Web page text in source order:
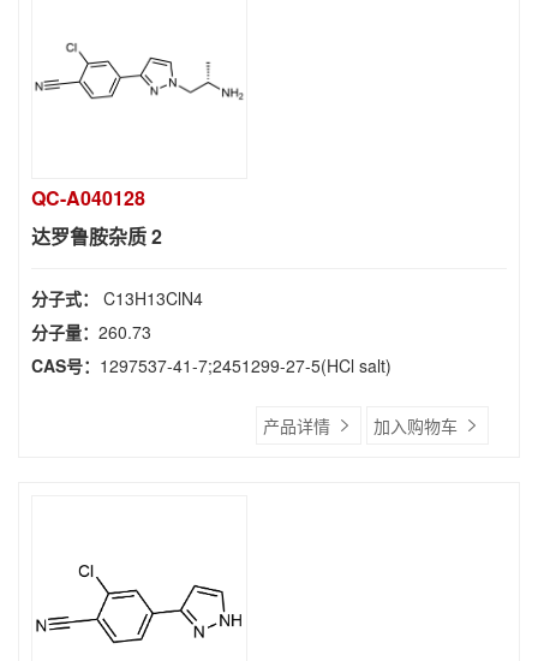
QC-A040128
达罗鲁胺杂质 2
分子式： C13H13ClN4
分子量： 260.73
CAS号： 1297537-41-7;2451299-27-5(HCl salt)
产品详情 加入购物车